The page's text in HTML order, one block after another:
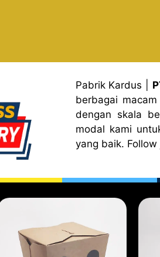
Pabrik Kardus
berbagai
dengan skala
modal kami
yang baik.